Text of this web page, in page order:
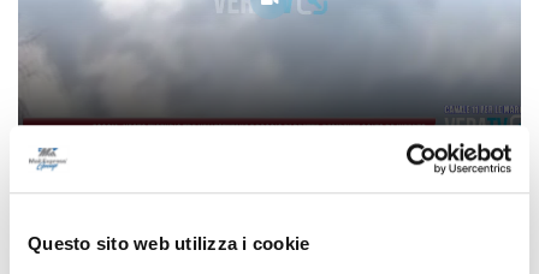
Questo sito web utilizza i cookie
Ascoli - Vasto incendio tra Vallesenzana e
Poggio di Bretta, residente colto da infarto